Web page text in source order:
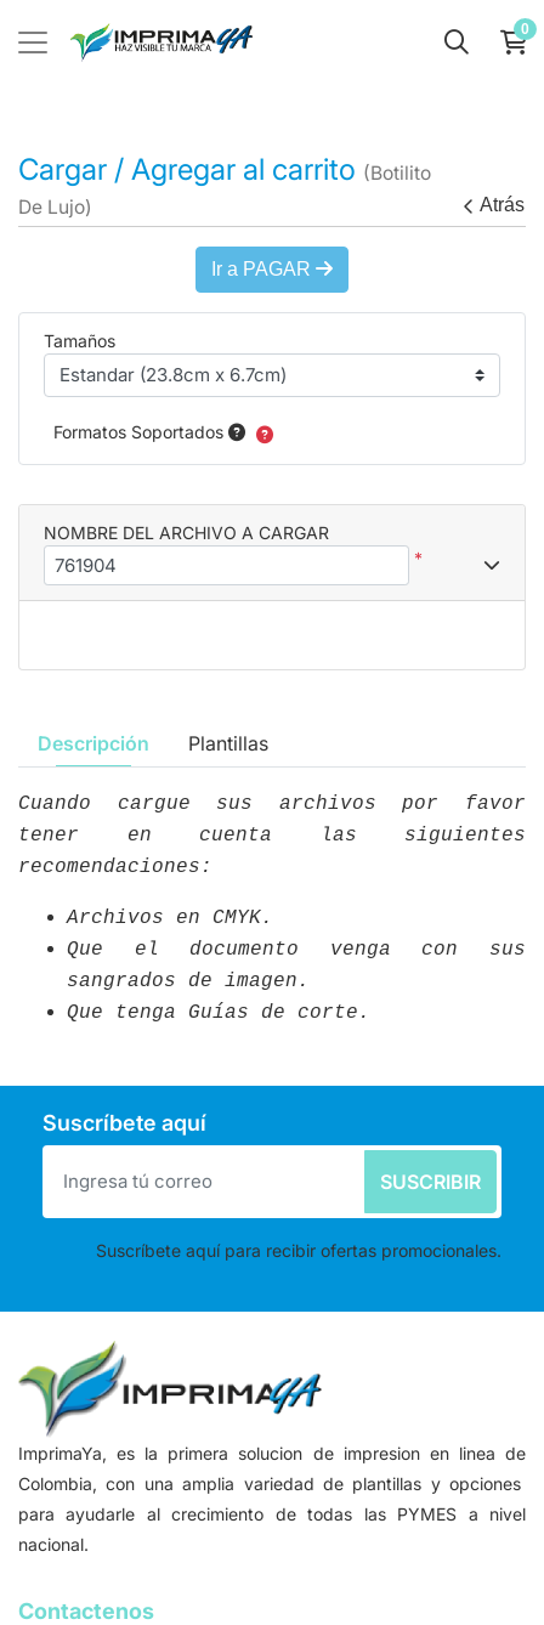
0
Cargar / Agregar al carrito (Botilito
De Lujo)
Atrás
Descripción Plantillas
Cuando cargue sus archivos por favor
tener en cuenta las siguientes
recomendaciones:
Archivos en CMYK.
Que el documento venga con sus
sangrados de imagen.
Que tenga Guías de corte.
Ir a PAGAR
Tamaños
Formatos Soportados
NOMBRE DEL ARCHIVO A CARGAR
*
Suscríbete aquí
SUSCRIBIR
Suscríbete aquí para recibir ofertas promocionales.
ImprimaYa, es la primera solucion de impresion en linea de
Colombia, con una amplia variedad de plantillas y opciones
para ayudarle al crecimiento de todas las PYMES a nivel
nacional.
Contactenos